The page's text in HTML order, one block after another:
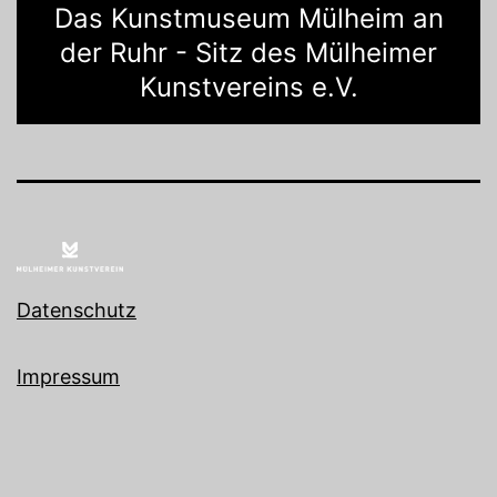
Das Kunstmuseum Mülheim an
der Ruhr - Sitz des Mülheimer
Kunstvereins e.V.
Datenschutz
Impressum